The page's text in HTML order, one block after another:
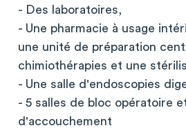
- Des laboratoires,
- Une pharmacie à usage
une unité de préparation
chimiothérapies et une
- Une salle d'endoscopies
- 5 salles de bloc opératoire
d'accouchement